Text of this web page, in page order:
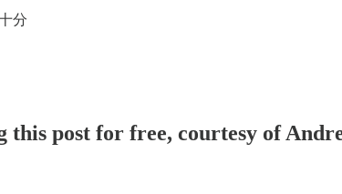
分
this post for free, courtesy of